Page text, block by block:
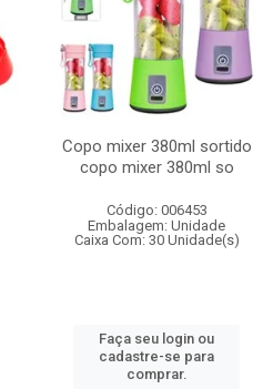
Copo mixer 380ml sortido
copo mixer 380ml so
Código: 006453
Embalagem: Unidade
Caixa Com: 30 Unidade(s)
Faça seu login ou
cadastre-se para
comprar.